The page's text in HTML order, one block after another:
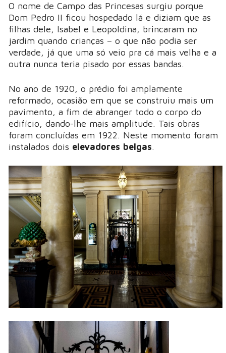
O nome de Campo das Princesas surgiu porque
Dom Pedro II ficou hospedado lá e diziam que as
filhas dele, Isabel e Leopoldina, brincaram no
jardim quando crianças – o que não podia ser
verdade, já que uma só veio pra cá mais velha e a
outra nunca teria pisado por essas bandas.
No ano de 1920, o prédio foi amplamente
reformado, ocasião em que se construiu mais um
pavimento, a fim de abranger todo o corpo do
edifício, dando-lhe mais amplitude. Tais obras
foram concluídas em 1922. Neste momento foram
instalados dois elevadores belgas.